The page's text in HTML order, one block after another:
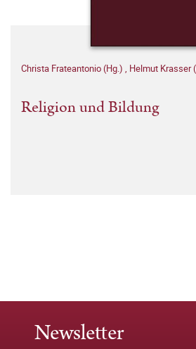
Christa Frateantonio (Hg.) , Helmut Krasser
Religion und Bildung
Newsletter